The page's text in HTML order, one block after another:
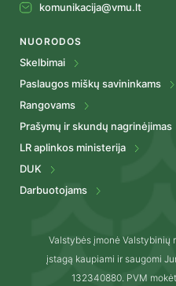
komunikacija@vmu.lt
NUORODOS
Skelbimai
Paslaugos miškų savininkams
Rangovams
Prašymų ir skundų nagrinėjimas
LR aplinkos ministerija
DUK
Darbuotojams
Valstybės įmonė Valstybinių
įstagą kaupiami ir saugomi
132340880. PVM